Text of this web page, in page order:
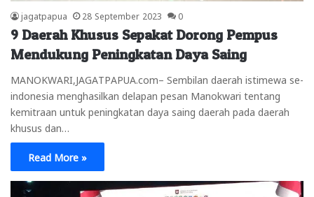
jagatpapua 28 September 2023 0
9 Daerah Khusus Sepakat Dorong Pempus
Mendukung Peningkatan Daya Saing
MANOKWARI,JAGATPAPUA.com– Sembilan daerah istimewa se-
indonesia menghasilkan delapan pesan Manokwari tentang
kemitraan untuk peningkatan daya saing daerah pada daerah
khusus dan…
Read More »